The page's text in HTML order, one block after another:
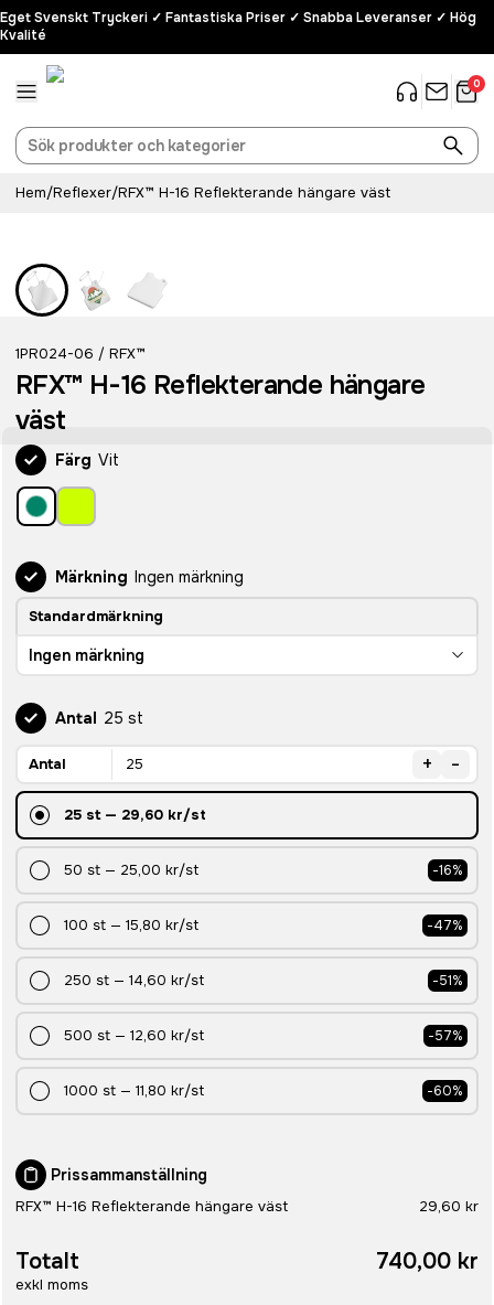
Eget Svenskt Tryckeri ✓ Fantastiska Priser ✓ Snabba Leveranser ✓ Hög
Kvalité
0
Hem/Reflexer/RFX™ H-16 Reflekterande hängare väst
1PR024-06 / RFX™
RFX™ H-16 Reflekterande hängare
väst
Färg Vit
Märkning Ingen märkning
Standardmärkning
Ingen märkning
Antal 25 st
Antal + -
25 st— 29,60 kr/st
50 st — 25,00 kr/st -16%
100 st — 15,80 kr/st -47%
250 st — 14,60 kr/st -51%
500 st — 12,60 kr/st -57%
1000 st — 11,80 kr/st -60%
Prissammanställning
RFX™ H-16 Reflekterande hängare väst 29,60 kr
Totalt
exkl moms
740,00 kr